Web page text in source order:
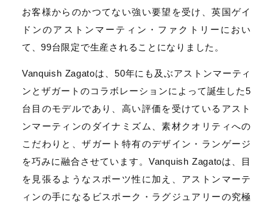
お客様からのかつてない強い要望を受け、英国ゲイ
ドンのアストンマーティン・ファクトリーにおい
て、99台限定で生産されることになりました。
Vanquish Zagatoは、50年にも及ぶアストンマーティ
ンとザガートのコラボレーションによって誕生した5
台目のモデルであり、高い評価を受けているアスト
ンマーティンのダイナミズム、素材クオリティへの
こだわりと、ザガート特有のデザイン・ランゲージ
を巧みに融合させています。Vanquish Zagatoは、目
を見張るようなスポーツ性に加え、アストンマーテ
ィンの手になるビスポーク・ラグジュアリーの究極